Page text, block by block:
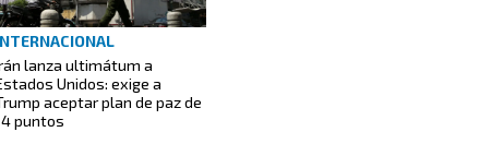
lanza ultimátum a
Unidos: exige a
aceptar plan de paz de
puntos